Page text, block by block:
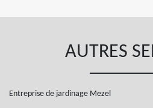
AUTRES
Entreprise de jardinage Mezel